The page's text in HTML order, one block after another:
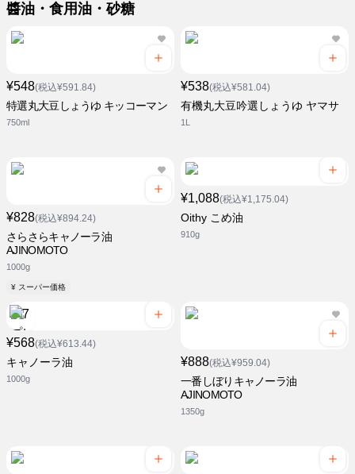
醬油・食用油・砂糖
¥548(税込¥591.84)
特選丸大豆しょうゆ キッコーマン
750ml
¥538(税込¥581.04)
有機丸大豆吟選しょうゆ ヤマサ
1L
¥828(税込¥894.24)
さらさらキャノーラ油
AJINOMOTO
1000g
¥ スーパー価格
¥1,088(税込¥1,175.04)
Oithy こめ油
910g
¥568(税込¥613.44)
キャノーラ油
1000g
¥888(税込¥959.04)
一番しぼりキャノーラ油
AJINOMOTO
1350g